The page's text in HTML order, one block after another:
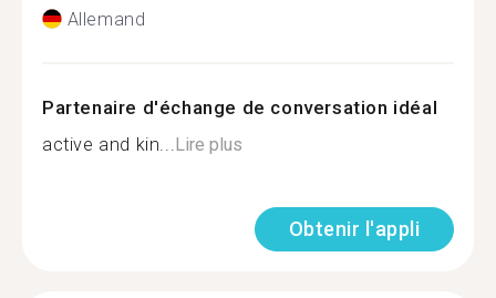
Allemand
Partenaire d'échange de conversation idéal
active and kin... Lire plus
Obtenir l'appli